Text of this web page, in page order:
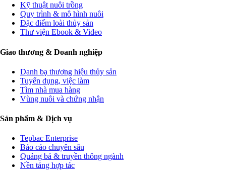
Kỹ thuật nuôi trồng
Quy trình & mô hình nuôi
Đặc điểm loài thủy sản
Thư viện Ebook & Video
Giao thương & Doanh nghiệp
Danh bạ thương hiệu thủy sản
Tuyển dụng, việc làm
Tìm nhà mua hàng
Vùng nuôi và chứng nhận
Sản phẩm & Dịch vụ
Tepbac Enterprise
Báo cáo chuyên sâu
Quảng bá & truyền thông ngành
Nền tảng hợp tác